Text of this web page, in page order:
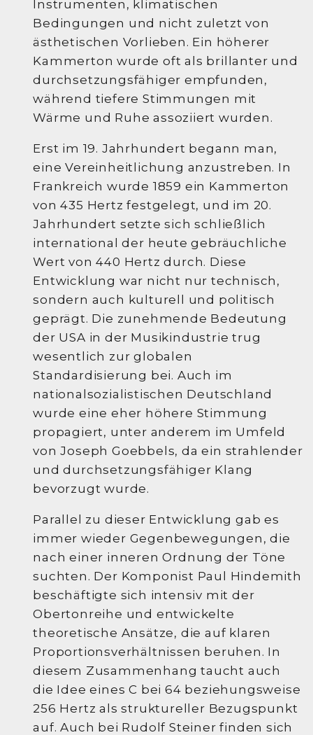
Instrumenten, klimatischen
Bedingungen und nicht zuletzt von
ästhetischen Vorlieben. Ein höherer
Kammerton wurde oft als brillanter und
durchsetzungsfähiger empfunden,
während tiefere Stimmungen mit
Wärme und Ruhe assoziiert wurden.
Erst im 19. Jahrhundert begann man,
eine Vereinheitlichung anzustreben. In
Frankreich wurde 1859 ein Kammerton
von 435 Hertz festgelegt, und im 20.
Jahrhundert setzte sich schließlich
international der heute gebräuchliche
Wert von 440 Hertz durch. Diese
Entwicklung war nicht nur technisch,
sondern auch kulturell und politisch
geprägt. Die zunehmende Bedeutung
der USA in der Musikindustrie trug
wesentlich zur globalen
Standardisierung bei. Auch im
nationalsozialistischen Deutschland
wurde eine eher höhere Stimmung
propagiert, unter anderem im Umfeld
von Joseph Goebbels, da ein strahlender
und durchsetzungsfähiger Klang
bevorzugt wurde.
Parallel zu dieser Entwicklung gab es
immer wieder Gegenbewegungen, die
nach einer inneren Ordnung der Töne
suchten. Der Komponist Paul Hindemith
beschäftigte sich intensiv mit der
Obertonreihe und entwickelte
theoretische Ansätze, die auf klaren
Proportionsverhältnissen beruhen. In
diesem Zusammenhang taucht auch
die Idee eines C bei 64 beziehungsweise
256 Hertz als struktureller Bezugspunkt
auf. Auch bei Rudolf Steiner finden sich